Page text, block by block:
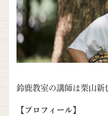
鈴鹿教室の講師は栗山新
【プロフィール】